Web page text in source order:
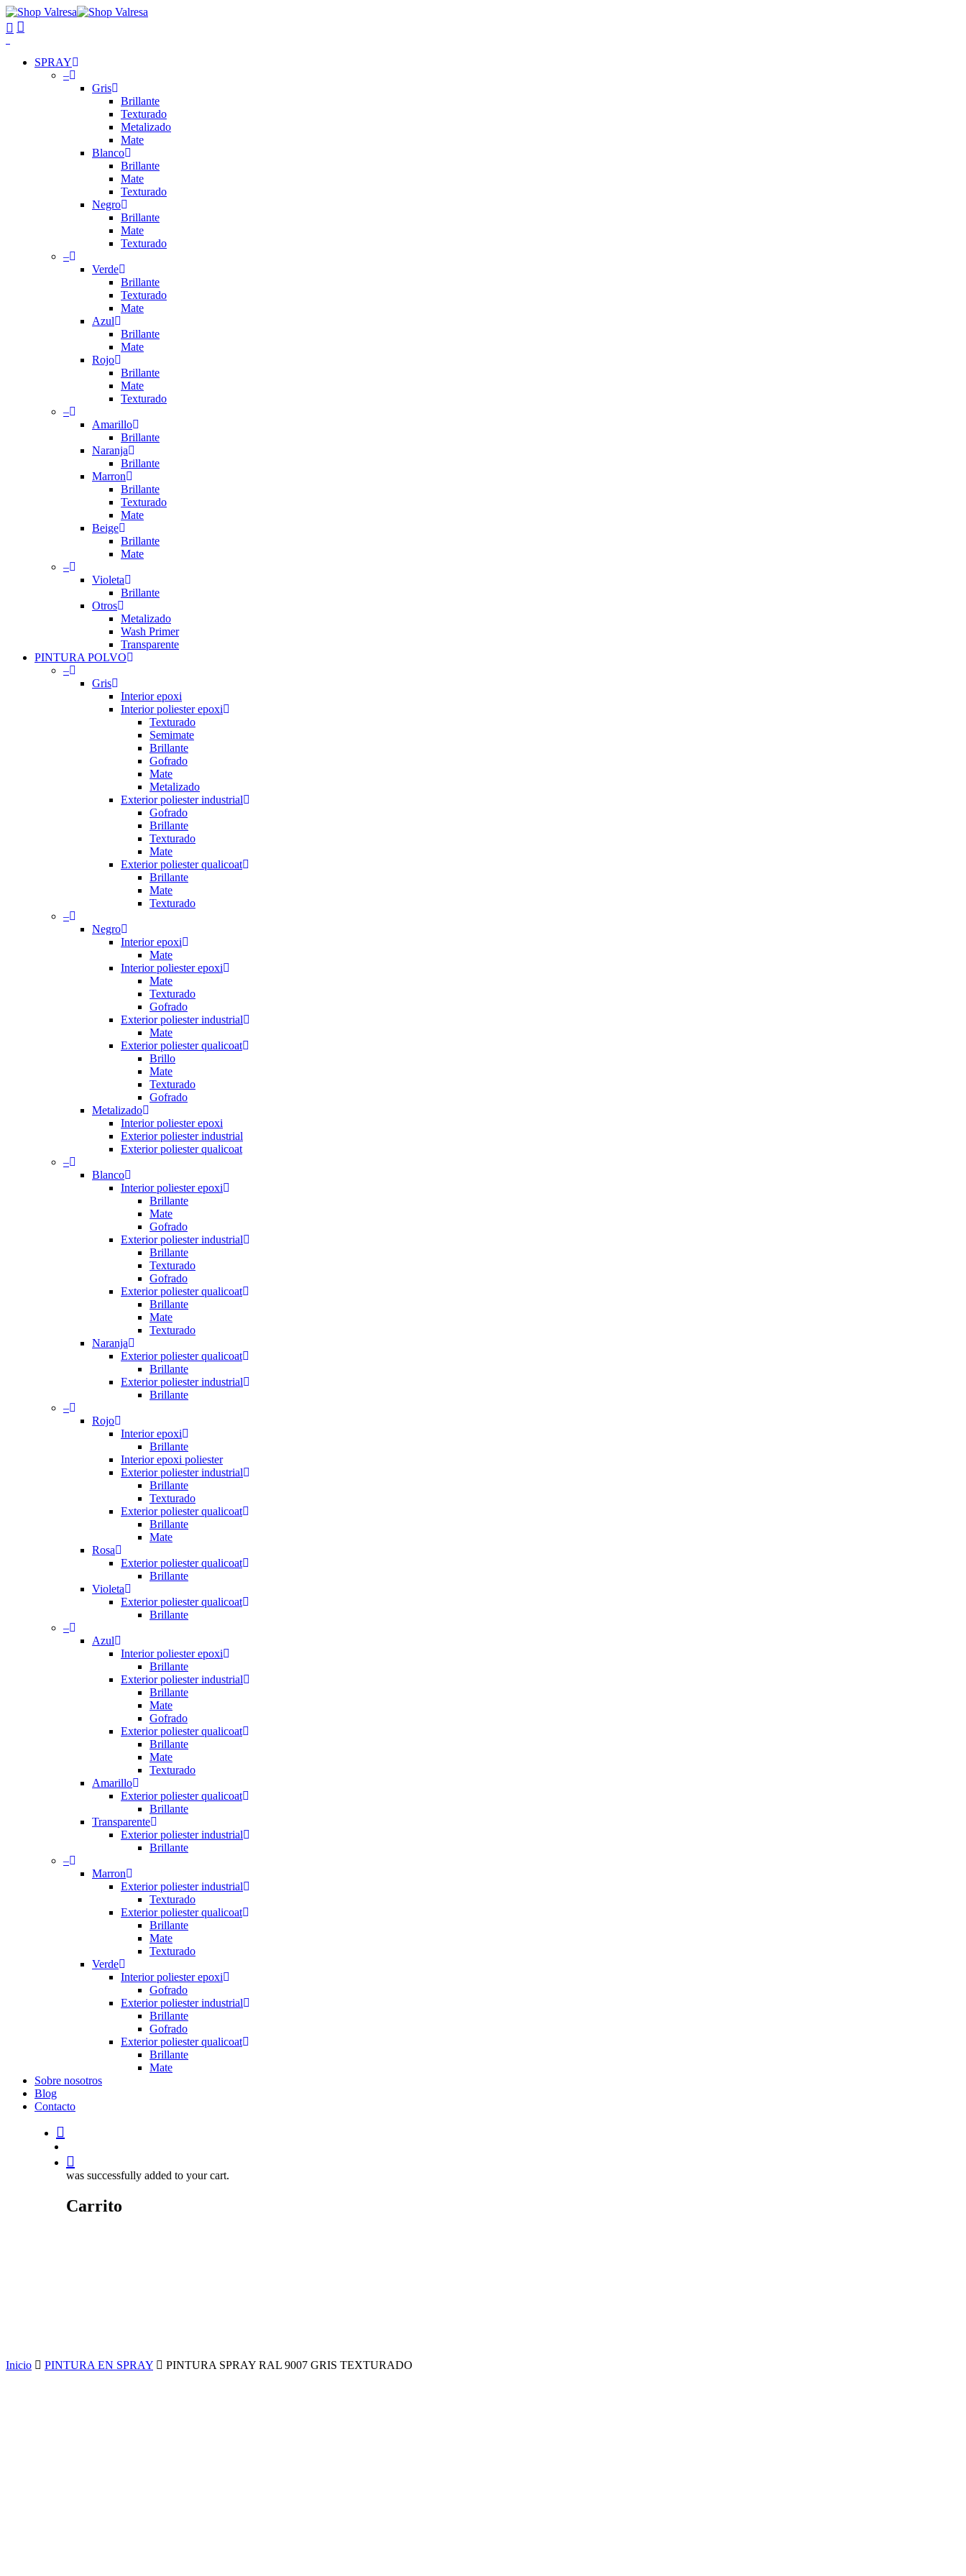
Skip
to
main
Hit enter to search or ESC to close
search
account
SPRAY
–
Gris
Brillante
Texturado
Metalizado
Mate
Blanco
Brillante
Mate
Texturado
Negro
Brillante
Mate
Texturado
–
Verde
Brillante
Texturado
Mate
Azul
Brillante
Mate
Rojo
Brillante
Mate
Texturado
–
Amarillo
Brillante
Naranja
Brillante
Marron
Brillante
Texturado
Mate
Beige
Brillante
Mate
–
Violeta
Brillante
Otros
Metalizado
Wash Primer
Transparente
PINTURA POLVO
–
Gris
Interior epoxi
Interior poliester epoxi
Texturado
Semimate
Brillante
Gofrado
Mate
Metalizado
Exterior poliester industrial
Gofrado
Brillante
Texturado
Mate
Exterior poliester qualicoat
Brillante
Mate
Texturado
–
Negro
Interior epoxi
Mate
Interior poliester epoxi
Mate
Texturado
Gofrado
Exterior poliester industrial
Mate
Exterior poliester qualicoat
Brillo
Mate
Texturado
Gofrado
Metalizado
Interior poliester epoxi
Exterior poliester industrial
Exterior poliester qualicoat
–
Blanco
Interior poliester epoxi
Brillante
Mate
Gofrado
Exterior poliester industrial
Brillante
Texturado
Gofrado
Exterior poliester qualicoat
Brillante
Mate
Texturado
Naranja
Exterior poliester qualicoat
Brillante
Exterior poliester industrial
Brillante
–
Rojo
Interior epoxi
Brillante
Interior epoxi poliester
Exterior poliester industrial
Brillante
Texturado
Exterior poliester qualicoat
Brillante
Mate
Rosa
Exterior poliester qualicoat
Brillante
Violeta
Exterior poliester qualicoat
Brillante
–
Azul
Interior poliester epoxi
Brillante
Exterior poliester industrial
Brillante
Mate
Gofrado
Exterior poliester qualicoat
Brillante
Mate
Texturado
Amarillo
Exterior poliester qualicoat
Brillante
Transparente
Exterior poliester industrial
Brillante
–
Marron
Exterior poliester industrial
Texturado
Exterior poliester qualicoat
Brillante
Mate
Texturado
Verde
Interior poliester epoxi
Gofrado
Exterior poliester industrial
Brillante
Gofrado
Exterior poliester qualicoat
Brillante
Mate
Sobre nosotros
Blog
Contacto
was successfully added to your cart.
Carrito
Inicio PINTURA EN SPRAY PINTURA SPRAY RAL 9007 GRIS TEXTURADO